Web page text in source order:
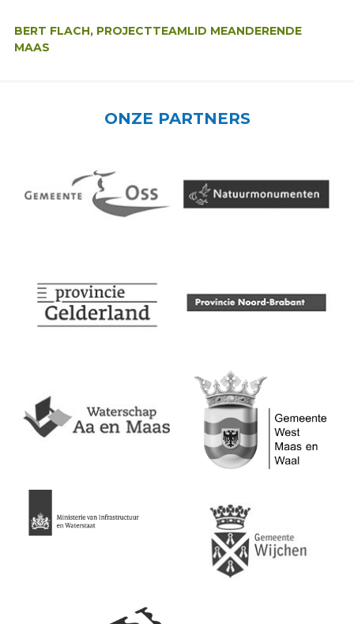
BERT FLACH, PROJECTTEAMLID MEANDERENDE
MAAS
ONZE PARTNERS